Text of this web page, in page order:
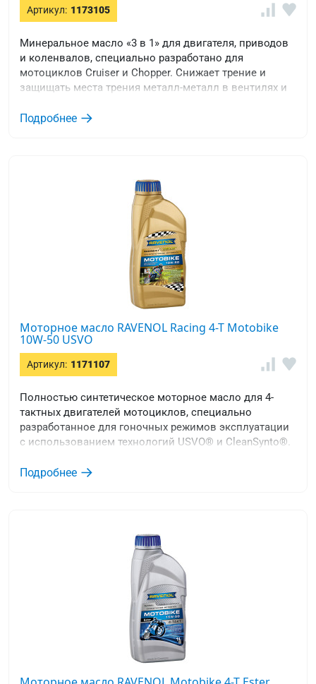
Артикул: 1173105
Минеральное масло «3 в 1» для двигателя, приводов
и коленвалов, специально разработано для
мотоциклов Cruiser и Chopper. Снижает трение и
защищать места трения металл-металл в вентилях и
Подробнее
Моторное масло RAVENOL Racing 4-T Motobike
10W-50 USVO
Артикул: 1171107
Полностью синтетическое моторное масло для 4-
тактных двигателей мотоциклов, специально
разработанное для гоночных режимов эксплуатации
с использованием технологий USVO® и CleanSynto®.
Подробнее